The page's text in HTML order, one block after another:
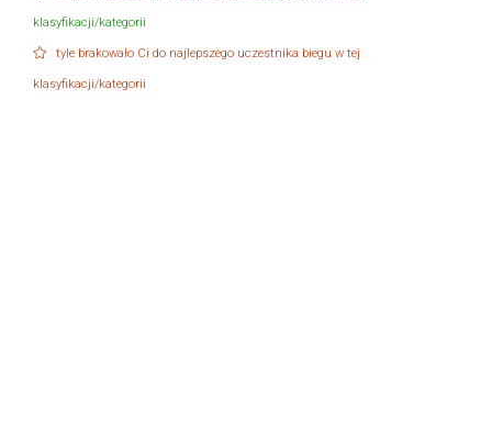
klasyfikacji/kategorii
tyle brakowało Ci do najlepszego uczestnika biegu w tej
klasyfikacji/kategorii